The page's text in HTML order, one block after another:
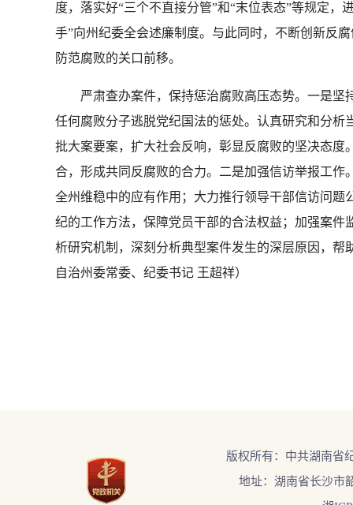
度，落实好“三个不直接分管”和“末位表态”等规定
手”向州纪委全会述廉制度。与此同时，不断创新反
防范腐败的关口前移。
严肃查办案件，保持惩治腐败高压态势。一是坚
任何腐败分子逃脱党纪国法的惩处。认真研究和分
批大案要案，扩大社会反响，彰显反腐败的坚决态
合，形成共同反腐败的合力。二是加强信访举报工
全州维稳中的应有作用；大力推行领导干部信访问
纪的工作方法，保障党员干部的合法权益；加强案
析研究机制，深刻分析典型案件发生的深层原因，
自治州委常委、纪委书记 王超祥）
版权所有：中共湖南省
地址：湖南省长沙市